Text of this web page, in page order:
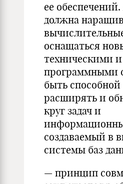
ее
должна
оснащаться
техническими и
программными
быть способной
расширять и
круг задач и
создаваемый в
системы баз
— принцип